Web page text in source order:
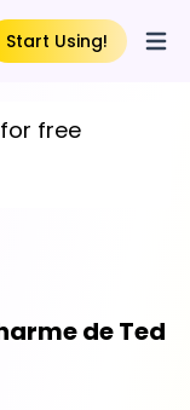
Start Using!
free
de Ted